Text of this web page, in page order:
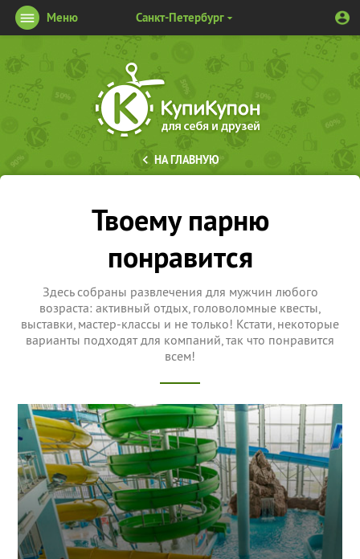
Меню Санкт-Петербург
НА ГЛАВНУЮ
Твоему парню
понравится
Здесь собраны развлечения для мужчин любого
возраста: активный отдых, головоломные квесты,
выставки, мастер-классы и не только! Кстати, некоторые
варианты подходят для компаний, так что понравится
всем!